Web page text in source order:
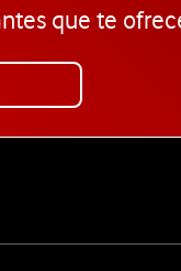
que te